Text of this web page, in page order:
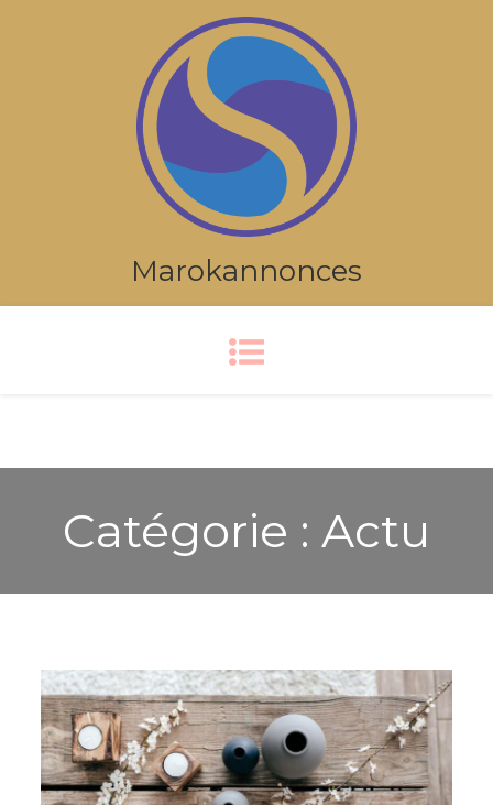
Marokannonces
Catégorie : Actu